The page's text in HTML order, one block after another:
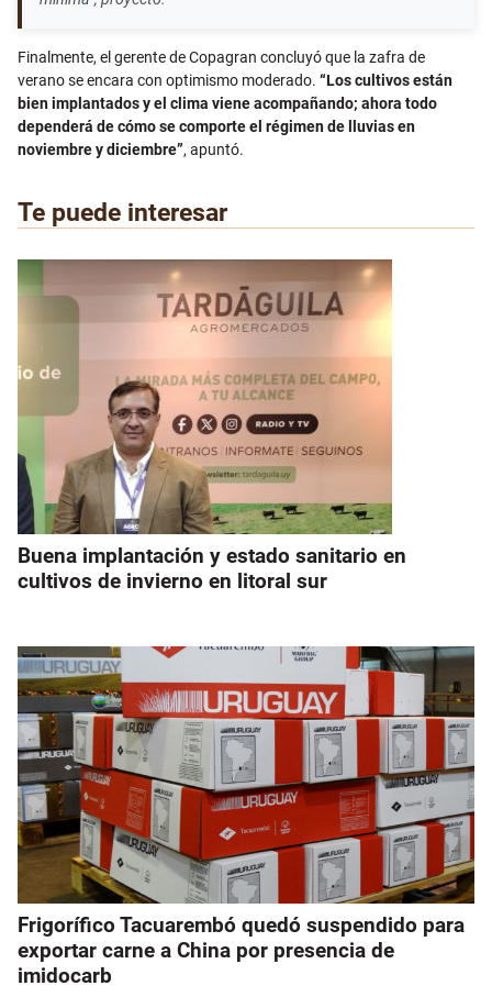
Finalmente, el gerente de Copagran concluyó que la zafra de
verano se encara con optimismo moderado. “Los cultivos están
bien implantados y el clima viene acompañando; ahora todo
dependerá de cómo se comporte el régimen de lluvias en
noviembre y diciembre”, apuntó.
Te puede interesar
Buena implantación y estado sanitario en
cultivos de invierno en litoral sur
Frigorífico Tacuarembó quedó suspendido para
exportar carne a China por presencia de
imidocarb